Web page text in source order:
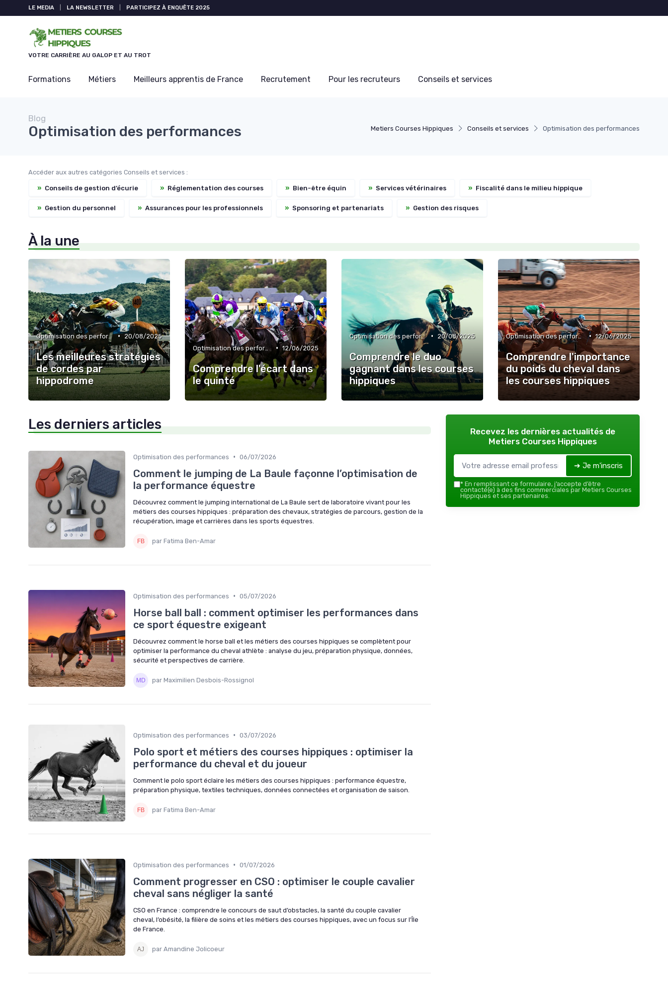
LE MEDIA LA NEWSLETTER PARTICIPEZ À ENQUÊTE 2025
VOTRE CARRIÈRE AU GALOP ET AU TROT
Formations Métiers Meilleurs apprentis de France Recrutement Pour les recruteurs Conseils et services
Metiers Courses Hippiques Conseils et services Optimisation des performances
Blog
Optimisation des performances
Accéder aux autres catégories Conseils et services :
» Conseils de gestion d’écurie » Réglementation des courses » Bien-être équin » Services vétérinaires » Fiscalité dans le milieu hippique
» Gestion du personnel » Assurances pour les professionnels » Sponsoring et partenariats » Gestion des risques
À la une
Optimisation des performances • 20/08/2025
Les meilleures stratégies
de cordes par
hippodrome
• 12/06/2025
Comprendre l'écart dans
le quinté
Optimisation des performances • 20/08/2025
Comprendre le duo
gagnant dans les courses
hippiques
Optimisation des performances • 12/06/2025
Comprendre l'importance
du poids du cheval dans
les courses hippiques
Les derniers articles
Optimisation des performances • 06/07/2026
Comment le jumping de La Baule façonne l’optimisation de
la performance équestre
Découvrez comment le jumping international de La Baule sert de laboratoire vivant pour les
métiers des courses hippiques : préparation des chevaux, stratégies de parcours, gestion de la
récupération, image et carrières dans les sports équestres.
par Fatima Ben-Amar
Optimisation des performances • 05/07/2026
Horse ball ball : comment optimiser les performances dans
ce sport équestre exigeant
Découvrez comment le horse ball et les métiers des courses hippiques se complètent pour
optimiser la performance du cheval athlète : analyse du jeu, préparation physique, données,
sécurité et perspectives de carrière.
par Maximilien Desbois-Rossignol
Optimisation des performances • 03/07/2026
Polo sport et métiers des courses hippiques : optimiser la
performance du cheval et du joueur
Comment le polo sport éclaire les métiers des courses hippiques : performance équestre,
préparation physique, textiles techniques, données connectées et organisation de saison.
par Fatima Ben-Amar
Optimisation des performances • 01/07/2026
Comment progresser en CSO : optimiser le couple cavalier
cheval sans négliger la santé
CSO en France : comprendre le concours de saut d’obstacles, la santé du couple cavalier
cheval, l’obésité, la filière de soins et les métiers des courses hippiques, avec un focus sur l’Île
de France.
par Amandine Jolicoeur
Recevez les dernières actualités de
Metiers Courses Hippiques
➔ Je m'inscris
* En remplissant ce formulaire, j’accepte d’être
contacté(e) à des fins commerciales par Metiers Courses
Hippiques et ses partenaires.
Panneau de gestion des cookies